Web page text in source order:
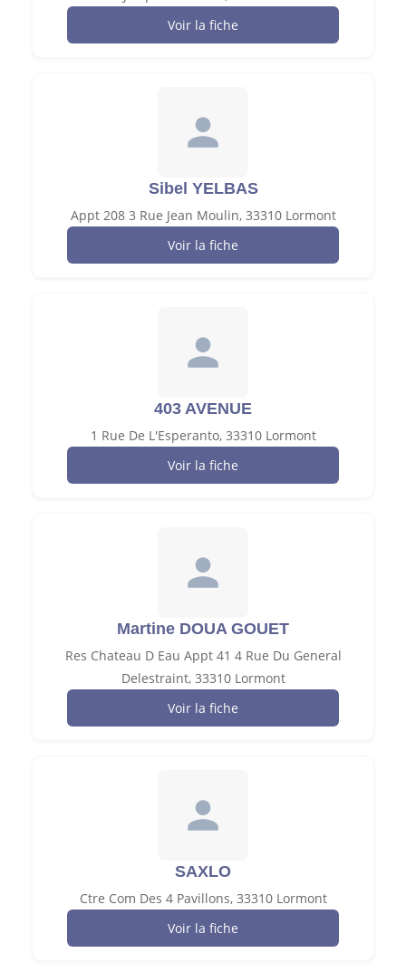
Voir la fiche
Sibel YELBAS
Appt 208 3 Rue Jean Moulin, 33310 Lormont
Voir la fiche
403 AVENUE
1 Rue De L'Esperanto, 33310 Lormont
Voir la fiche
Martine DOUA GOUET
Res Chateau D Eau Appt 41 4 Rue Du General
Delestraint, 33310 Lormont
Voir la fiche
SAXLO
Ctre Com Des 4 Pavillons, 33310 Lormont
Voir la fiche